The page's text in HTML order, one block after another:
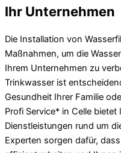
Ihr Unternehmen
Die Installation von
Maßnahmen, um die
Ihrem Unternehmen zu
Trinkwasser ist
Gesundheit Ihrer Familie
Profi Service* in Celle
Dienstleistungen rund um
Experten sorgen dafür,